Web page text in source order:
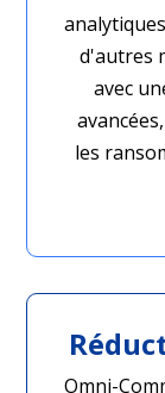
d'autres
avec
les
Omni-